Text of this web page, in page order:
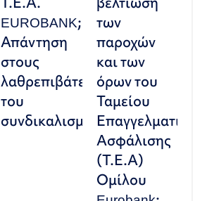
EUROBANK;
Απάντηση
στους
λαθρεπιβάτες
του
συνδικαλισμού
των
παροχών
και των
όρων του
Ταμείου
Επαγγελματικής
Ασφάλισης
(Τ.Ε.Α)
Ομίλου